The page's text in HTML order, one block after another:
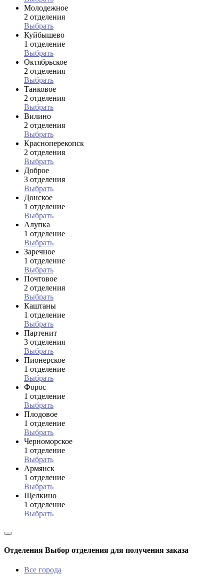
Молодежное
2 отделения
Выбрать
Куйбышево
1 отделение
Выбрать
Октябрьское
2 отделения
Выбрать
Танковое
2 отделения
Выбрать
Вилино
2 отделения
Выбрать
Красноперекопск
2 отделения
Выбрать
Доброе
3 отделения
Выбрать
Донское
1 отделение
Выбрать
Алупка
1 отделение
Выбрать
Заречное
1 отделение
Выбрать
Почтовое
2 отделения
Выбрать
Каштаны
1 отделение
Выбрать
Партенит
3 отделения
Выбрать
Пионерское
1 отделение
Выбрать
Форос
1 отделение
Выбрать
Плодовое
1 отделение
Выбрать
Черноморское
1 отделение
Выбрать
Армянск
1 отделение
Выбрать
Щелкино
1 отделение
Выбрать
Отделения Выбор отделения для получения заказа
Все города